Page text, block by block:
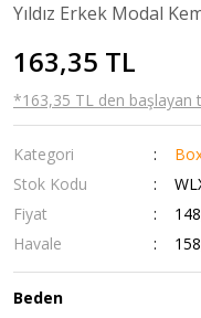
Yıldız Erkek Modal
163,35 TL
*163,35 TL den başlayan
Kategori
Stok Kodu
Fiyat
Havale
Beden